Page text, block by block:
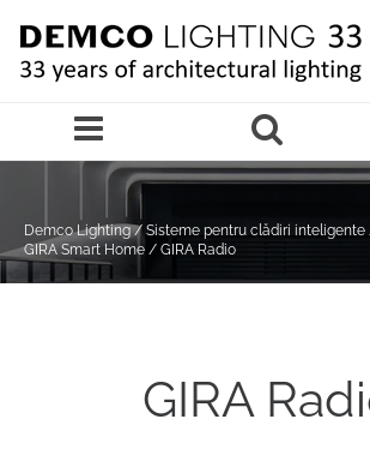
Demco Lighting / Sisteme pentru clădiri inteligente
GIRA Smart Home / GIRA Radio
GIRA